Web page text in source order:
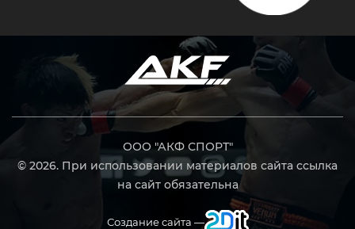
ООО "АКФ СПОРТ"
© 2026. При использовании материалов сайта ссылка
на сайт обязательна
Создание сайта —
Нажмите Enter для поиска или Esc, чтобы закрыть